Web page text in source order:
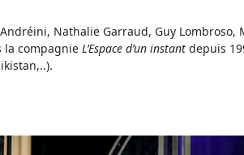
Nathalie Garraud, Guy Lombroso,
la compagnie L’Espace d’un instant depuis